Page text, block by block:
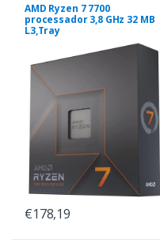
AMD Ryzen 7 7700
processador 3,8 GHz 32 MB
L3,Tray
€178,19